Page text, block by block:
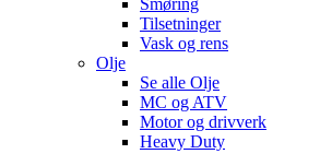
Tilsetninger
Vask og rens
Olje
Se alle Olje
MC og ATV
Motor og drivverk
Heavy Duty